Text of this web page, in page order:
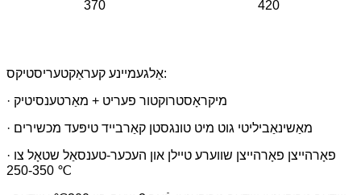
370 420
אַלגעמיינע קעראַקטעריסטיקס:
· מיקראָסטרוקטור פעריט + מאַרטענסיטיק
· מאַשינאַביליטי גוט מיט טונגסטן קאַרבייד טיפּעד מכשירים
· פאָרהייצן פאָרהייצן שווערע טיילן און העכער-טענסאַל שטאָל צו
250-350 ℃